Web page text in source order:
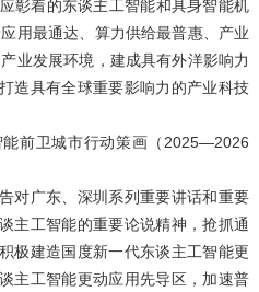
彰着的东谈主工智能和具身智能机
用最通达、算力供给最普惠、产业
业发展环境，建成具有外洋影响力
造具有全球重要影响力的产业科技
前卫城市行动策画（2025—2026
广东、深圳系列重要讲话和重要
主工智能的重要论说精神，抢抓通
极建造国度新一代东谈主工智能更
主工智能更动应用先导区，加速普